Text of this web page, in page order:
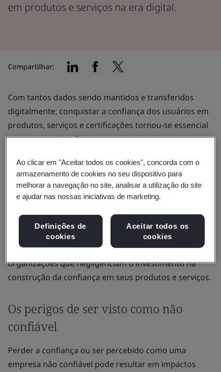
em produtos e serviços na era digital.
Com tantos dados sendo mantidos e transferidos
digitalmente, conquistar a confiança dos usuários em
produtos, serviços e certificações tornou-se essencial
para as organizações.
consumidores e partes interessadas. Ele representa
uma garantia, protegendo não apenas seus dados,
mas também seus interesses financeiros.
Essa confiança pode aumentar significativamente sua
capacidade de atrair e reter clientes, potencialmente
proporcionando uma vantagem competitiva sobre as
organizações que negligenciam o investimento na
construção da confiança em seus produtos e serviços.
Os perigos de ser visto como não
confiável
Perder a confiança ou ser percebido como uma
empresa não confiável pode resultar em impactos
Compartilhar:
Ao clicar em "Aceitar todos os cookies", concorda com o
armazenamento de cookies no seu dispositivo para
melhorar a navegação no site, analisar a utilização do site
e ajudar nas nossas iniciativas de marketing.
Definições de
cookies
Aceitar todos os
cookies